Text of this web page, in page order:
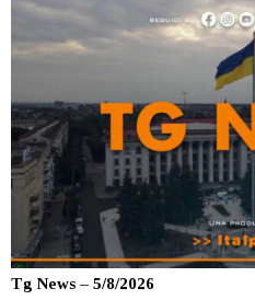
Tg News – 5/8/2026